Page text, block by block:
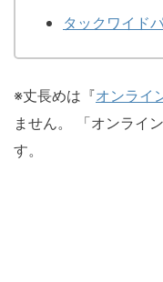
タックワイド
※丈長めは『オンライ
ません。 「オンライ
す。